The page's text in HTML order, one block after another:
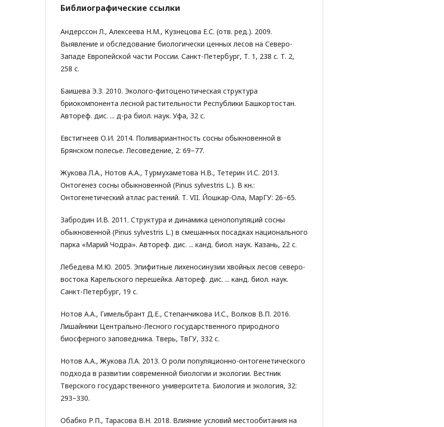
Библиографические ссылки
Андерссон Л., Алексеева Н.М., Кузнецова Е.С. (отв. ред.). 2009.
Выявление и обследование биологически ценных лесов на Северо-
Западе Европейской части России. Санкт-Петербург, Т. 1, 238 с. Т. 2,
258 с.
Баишева Э.З. 2010. Эколого-фитоценотическая структура
бриокомпонента лесной растительности Республики Башкортостан.
Автореф. дис. ... д-ра биол. наук. Уфа, 32 с.
Евстигнеев О.И. 2014. Поливариантность сосны обыкновенной в
Брянском полесье. Лесоведение, 2: 69–77.
Жукова Л.А., Нотов А.А., Турмухаметова Н.В., Тетерин И.С. 2013.
Онтогенез сосны обыкновенной (Pinus sylvestris L.). В кн.:
Онтогенетический атлас растений. Т. VII. Йошкар-Ола, МарГУ: 26–65.
Забродин И.В. 2011. Структура и динамика ценопопуляций сосны
обыкновенной (Pinus sylvestris L.) в смешанных посадках национального
парка «Марий Чодра». Автореф. дис. ... канд. биол. наук. Казань, 22 с.
Лебедева М.Ю. 2005. Эпифитные лихеносинузии хвойных лесов северо-
востока Карельского перешейка. Автореф. дис. ... канд. биол. наук.
Санкт-Петербург, 19 с.
Нотов А.А., Гимельбрант Д.Е., Степанчикова И.С., Волков В.П. 2016.
Лишайники Центрально-Лесного государственного природного
биосферного заповедника. Тверь, ТвГУ, 332 с.
Нотов А.А., Жукова Л.А. 2013. О роли популяционно-онтогенетического
подхода в развитии современной биологии и экологии. Вестник
Тверского государственного университета. Биология и экология, 32:
293–330.
Обабко Р.П., Тарасова В.Н. 2018. Влияние условий местообитания на